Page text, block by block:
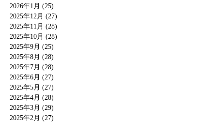
2026年1月 (25)
2025年12月 (27)
2025年11月 (28)
2025年10月 (28)
2025年9月 (25)
2025年8月 (28)
2025年7月 (28)
2025年6月 (27)
2025年5月 (27)
2025年4月 (28)
2025年3月 (29)
2025年2月 (27)